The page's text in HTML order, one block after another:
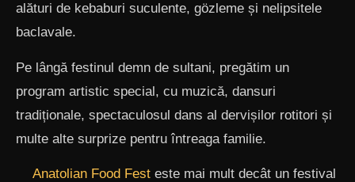
alături de kebaburi suculente, gözleme și nelipsitele
baclavale.
Pe lângă festinul demn de sultani, pregătim un
program artistic special, cu muzică, dansuri
tradiționale, spectaculosul dans al dervișilor rotitori și
multe alte surprize pentru întreaga familie.
Anatolian Food Fest este mai mult decât un festival